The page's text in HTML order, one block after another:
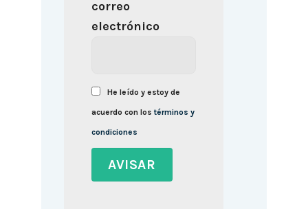
correo
electrónico
He leído y estoy de
acuerdo con lostérminos y
condiciones